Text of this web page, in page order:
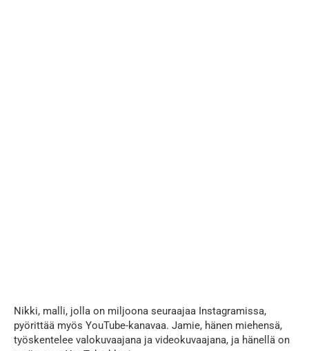
Nikki, malli, jolla on miljoona seuraajaa Instagramissa,
pyörittää myös YouTube-kanavaa. Jamie, hänen miehensä,
työskentelee valokuvaajana ja videokuvaajana, ja hänellä on